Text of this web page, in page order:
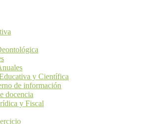
y Científica
de información
docencia
y Fiscal